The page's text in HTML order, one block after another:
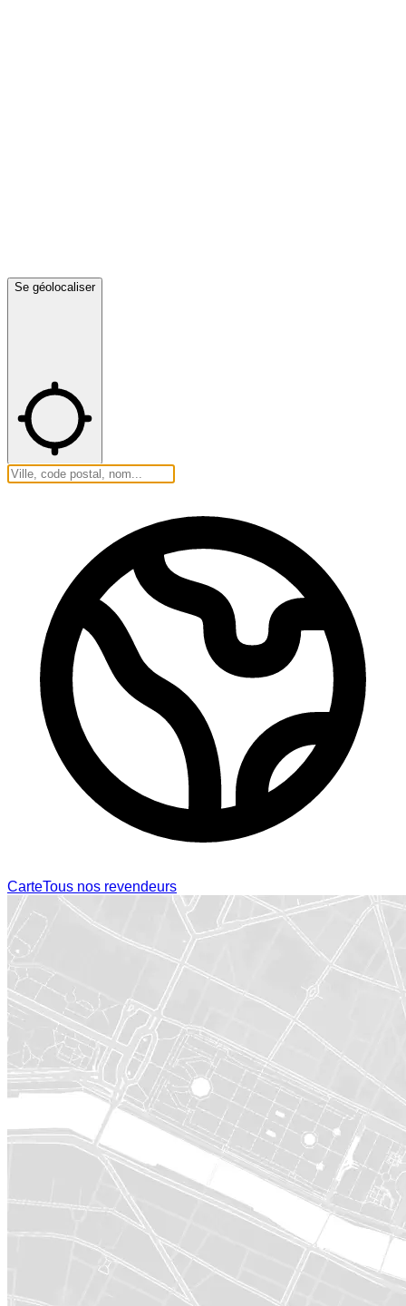
Se géolocaliser
CarteTous nos revendeurs